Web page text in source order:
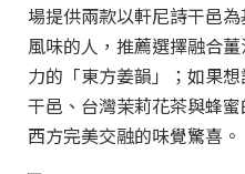
場提供兩款以軒尼詩干邑
風味的人，推薦選擇融合
力的「東方姜韻」；如果
干邑、台灣茉莉花茶與蜂
西方完美交融的味覺驚喜。